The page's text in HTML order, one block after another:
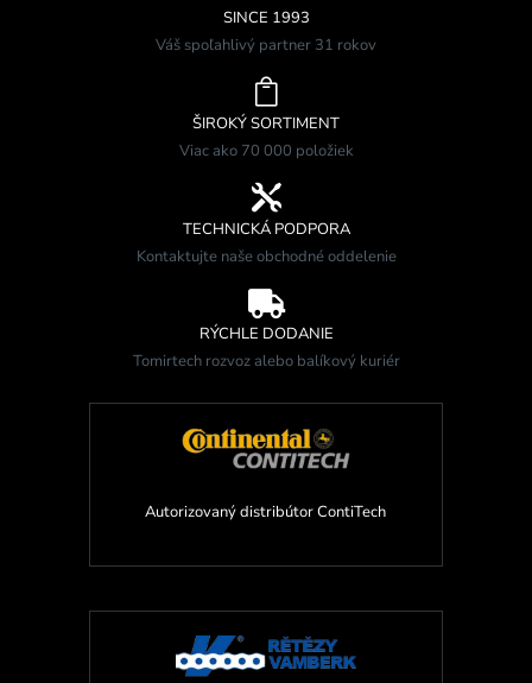
SINCE 1993
Váš spoľahlivý partner 31 rokov

ŠIROKÝ SORTIMENT
Viac ako 70 000 položiek

TECHNICKÁ PODPORA
Kontaktujte naše obchodné oddelenie

RÝCHLE DODANIE
Tomirtech rozvoz alebo balíkový kuriér
Autorizovaný distribútor ContiTech